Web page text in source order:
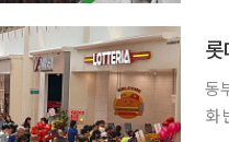
동
화